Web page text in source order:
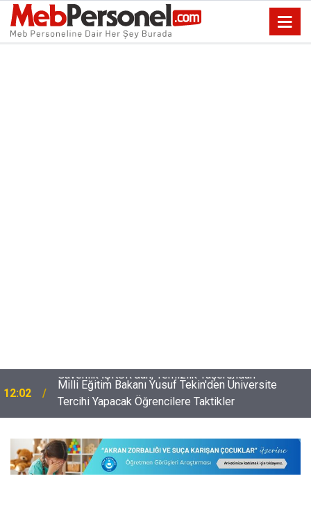
12:02
Milli Eğitim Bakanı Yusuf Tekin'den Üniversite
Tercihi Yapacak Öğrencilere Taktikler